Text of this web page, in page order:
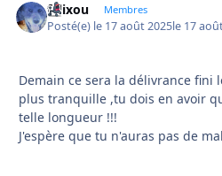
felixou Membres
Posté(e) le 17 août 2025le 17
Demain ce sera la délivrance fini
plus tranquille ,tu dois en avoir
telle longueur !!!
J'espère que tu n'auras pas de